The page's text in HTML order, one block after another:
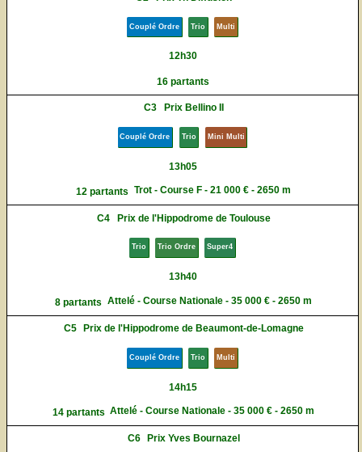
Couplé Ordre Trio Multi
12h30
16 partants
C3 Prix Bellino II
Couplé Ordre Trio Mini Multi
13h05
12 partants Trot - Course F - 21 000 € - 2650 m
C4 Prix de l'Hippodrome de Toulouse
Trio Trio Ordre Super4
13h40
8 partants Attelé - Course Nationale - 35 000 € - 2650 m
C5 Prix de l'Hippodrome de Beaumont-de-Lomagne
Couplé Ordre Trio Multi
14h15
14 partants Attelé - Course Nationale - 35 000 € - 2650 m
C6 Prix Yves Bournazel